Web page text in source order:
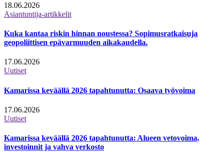
18.06.2026
Asiantuntija-artikkelit
Kuka kantaa riskin hinnan noustessa? Sopimusratkaisuja
geopoliittisen epävarmuuden aikakaudella.
17.06.2026
Uutiset
Kamarissa keväällä 2026 tapahtunutta: Osaava työvoima
17.06.2026
Uutiset
Kamarissa keväällä 2026 tapahtunutta: Alueen vetovoima,
investoinnit ja vahva verkosto